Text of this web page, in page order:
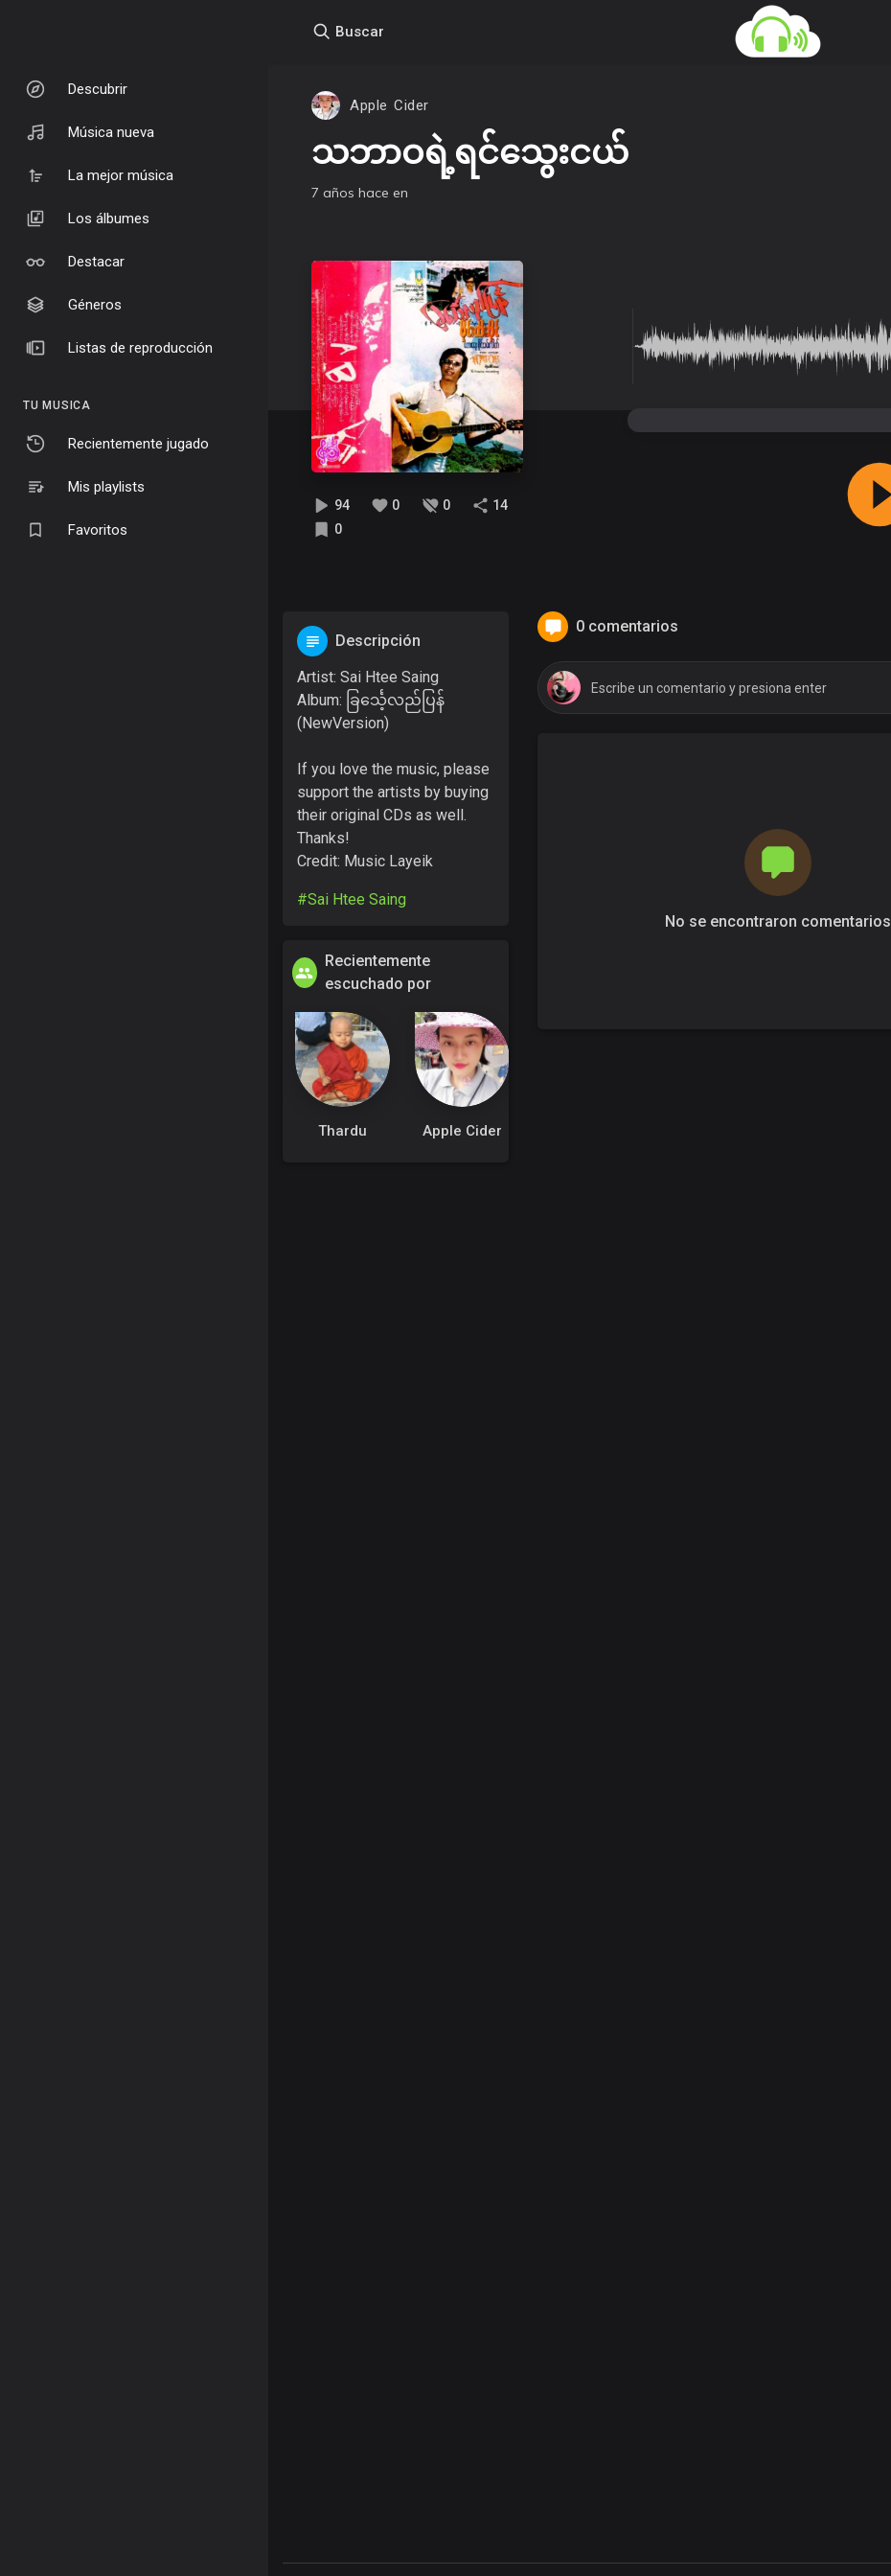
Descubrir
Música nueva
La mejor música
Los álbumes
Destacar
Géneros
Listas de reproducción
TU MUSICA
Recientemente jugado
Mis playlists
Favoritos
Buscar
Apple Cider
သဘာဝရဲ့ရင်သွေးငယ်
7 años hace en
94 0 0
14
0
0 comentarios
No se encontraron comentarios
Descripción
Artist: Sai Htee Saing
Album: ခြင်္သေ့လည်ပြန်
(NewVersion)
If you love the music, please
support the artists by buying
their original CDs as well.
Thanks!
Credit: Music Layeik
#Sai Htee Saing
Recientemente
escuchado por
Thardu Apple Cider